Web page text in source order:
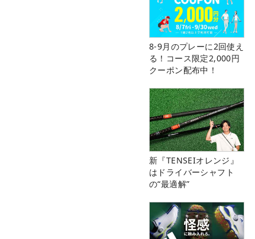
8-9月のプレーに2回使え
る！コース限定2,000円
クーポン配布中！
新『TENSEIオレンジ』
はドライバーシャフト
の“最適解”